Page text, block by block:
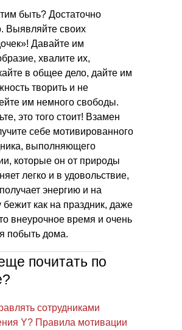
быть? Достаточно
Выявляйте своих
Давайте им
хвалите их,
в общее дело, дайте им
творить и не
им немного свободы.
это того стоит! Взамен
себе мотивированного
выполняющего
которые он от природы
легко и в удовольствие,
энергию и на
бежит как на праздник, даже
внеурочное время и очень
побыть дома.
почитать по
сотрудниками
Y? Правила мотивации